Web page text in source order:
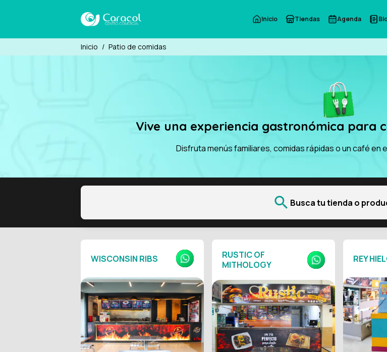
Inicio Tiendas Agenda
Inicio / Patio de comidas
Vive una experiencia gastronómica para
Disfruta menús familiares, comidas rápidas o un café en
Busca tu tienda o
WISCONSIN RIBS
RUSTIC OF
MITHOLOGY
REY